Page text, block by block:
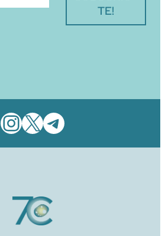
Instagram
X Telegram